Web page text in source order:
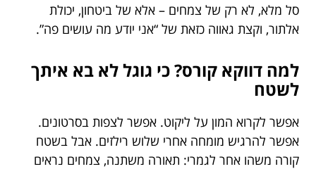
סל מלא, לא רק של צמחים – אלא של ביטחון, יכולת
אלתור, וקצת גאווה כזאת של “אני יודע מה עושים פה”.
למה דווקא קורס? כי גוגל לא בא איתך
לשטח
אפשר לקרוא המון על ליקוט. אפשר לצפות בסרטונים.
אפשר להרגיש מומחה אחרי שלוש רילזים. אבל בשטח
קורה משהו אחר לגמרי: תאורה משתנה, צמחים נראים